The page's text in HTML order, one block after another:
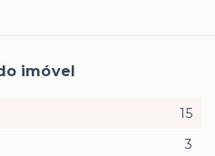
imóvel
15
3